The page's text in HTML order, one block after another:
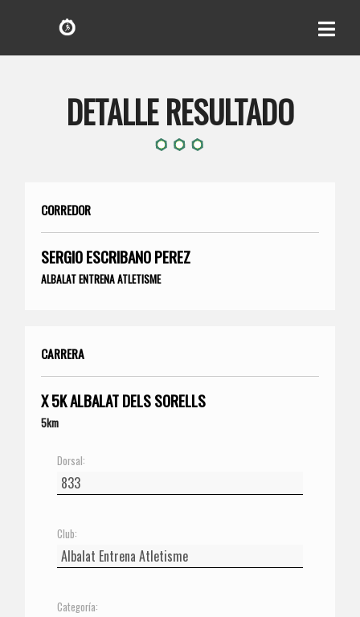
DETALLE RESULTADO
CORREDOR
SERGIO ESCRIBANO PEREZ
ALBALAT ENTRENA ATLETISME
CARRERA
X 5K ALBALAT DELS SORELLS
5km
Dorsal:
Club:
Categoría: